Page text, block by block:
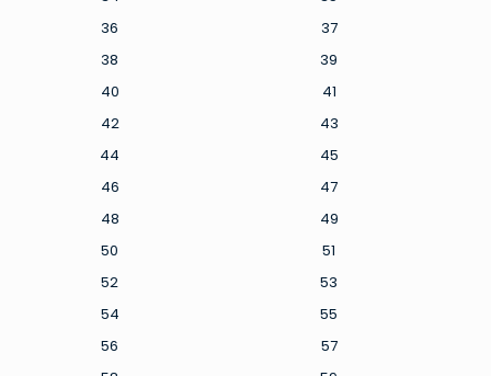
36
37
38
39
40
41
42
43
44
45
46
47
48
49
50
51
52
53
54
55
56
57